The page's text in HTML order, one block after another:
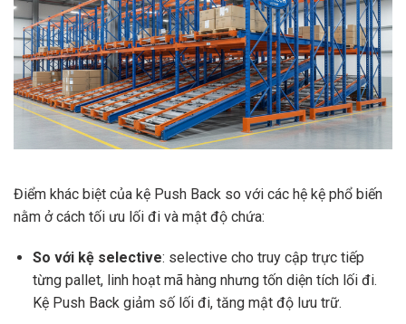
Điểm khác biệt của kệ Push Back so với các hệ kệ phổ biến
nằm ở cách tối ưu lối đi và mật độ chứa:
So với kệ selective: selective cho truy cập trực tiếp
từng pallet, linh hoạt mã hàng nhưng tốn diện tích lối đi.
Kệ Push Back giảm số lối đi, tăng mật độ lưu trữ.